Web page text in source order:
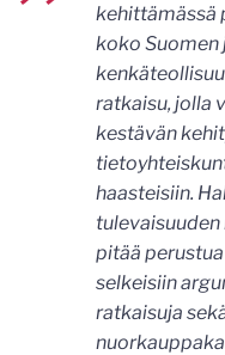
kehittämässä
koko
ratkaisu, jolla
kestävän
haasteisiin.
pitää
selkeisiin
ratkaisuja